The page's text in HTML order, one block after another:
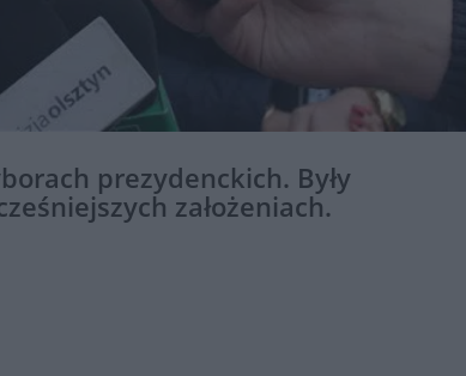
prezydenckich. Były
założeniach.